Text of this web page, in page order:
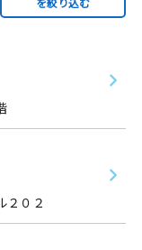
０２